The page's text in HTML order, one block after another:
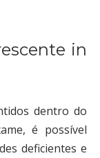
in
dentro do
é possível
deficientes e